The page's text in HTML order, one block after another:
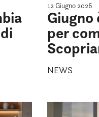
12 Giugno 2026
per
NEWS